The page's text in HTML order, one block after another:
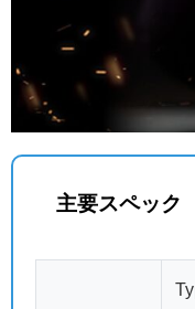
主要スペック